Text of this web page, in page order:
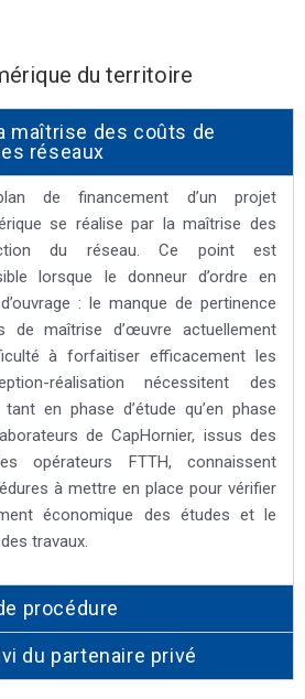
du territoire
maîtrise des coûts de
réseaux
de financement d’un projet
se réalise par la maîtrise des
du réseau. Ce point est
lorsque le donneur d’ordre en
: le manque de pertinence
de maîtrise d’œuvre actuellement
à forfaitiser efficacement les
réalisation nécessitent des
en phase d’étude qu’en phase
de CapHornier, issus des
opérateurs FTTH, connaissent
à mettre en place pour vérifier
économique des études et le
travaux.
procédure
du partenaire privé